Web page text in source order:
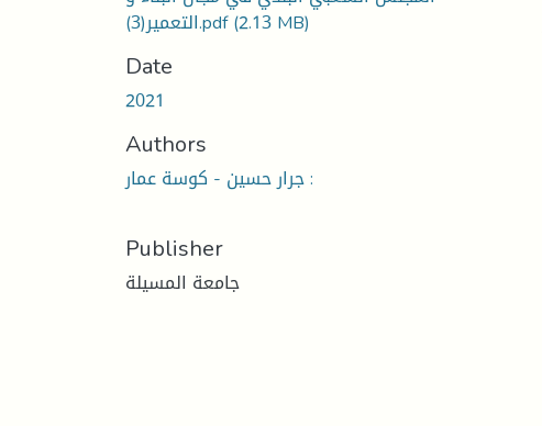
التعمير(3).pdf(2.13 MB)
Date
2021
Authors
جرار حسين - كوسة عمار :
Publisher
جامعة المسيلة